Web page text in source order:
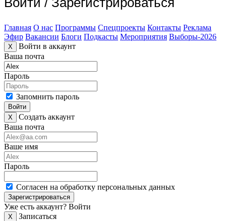
Главная О нас Программы Спецпроекты Контакты Реклама
Эфир Вакансии Блоги Подкасты Мероприятия Выборы-2026
X
Войти в аккаунт
Ваша почта
Пароль
Запомнить пароль
Войти
X
Создать аккаунт
Ваша почта
Ваше имя
Пароль
Согласен на обработку персональных данных
Зарегистрироваться
Уже есть аккаунт? Войти
X
Записаться